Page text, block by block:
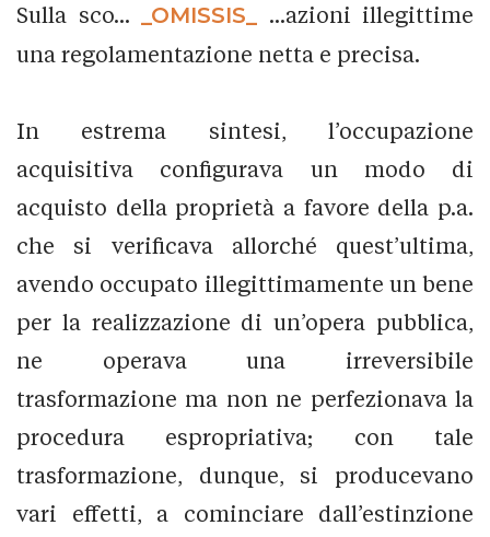
Sulla sco... _OMISSIS_
...azioni illegittime
una regolamentazione netta e precisa.
In estrema sintesi, l’occupazione
acquisitiva configurava un modo di
acquisto della proprietà a favore della p.a.
che si verificava allorché quest’ultima,
avendo occupato illegittimamente un bene
per la realizzazione di un’opera pubblica,
ne operava una irreversibile
trasformazione ma non ne perfezionava la
procedura espropriativa; con tale
trasformazione, dunque, si producevano
vari effetti, a cominciare dall’estinzione